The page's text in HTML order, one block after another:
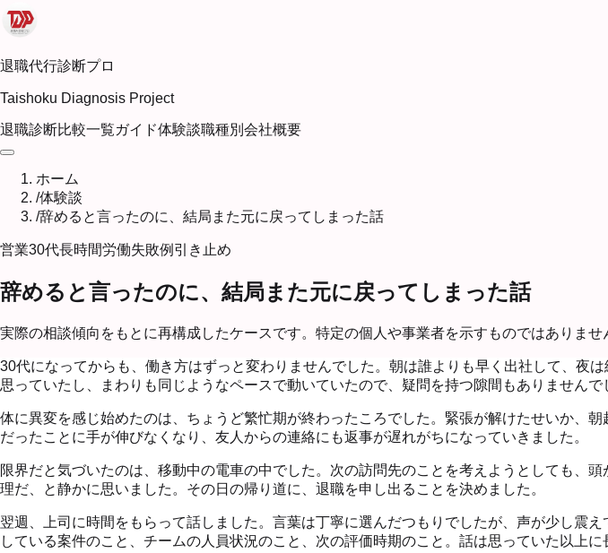
退職代行診断プロ
Taishoku Diagnosis Project
退職診断比較一覧ガイド体験談職種別 会社概要
ホーム
/体験談
/辞めると言ったのに、結局また元に戻ってしまった話
営業30代長時間労働失敗例 引き止め
辞めると言ったのに、結局また元に戻ってしまった話
実際の相談傾向をもとに再構成したケースです。特定の個人や事業者を示すものではありませ
30代になってからも、働き方はずっと変わりませんでした。朝は誰よりも早く出社して、夜
思っていたし、まわりも同じようなペースで動いていたので、疑問を持つ隙間もありませんで
体に異変を感じ始めたのは、ちょうど繁忙期が終わったころでした。緊張が解けたせいか、
だったことに手が伸びなくなり、友人からの連絡にも返事が遅れがちになっていきました。
限界だと気づいたのは、移動中の電車の中でした。次の訪問先のことを考えようとしても、
理だ、と静かに思いました。その日の帰り道に、退職を申し出ることを決めました。
翌週、上司に時間をもらって話しました。言葉は丁寧に選んだつもりでしたが、声が少し震
している案件のこと、チームの人員状況のこと、次の評価時期のこと。話は思っていた以上に